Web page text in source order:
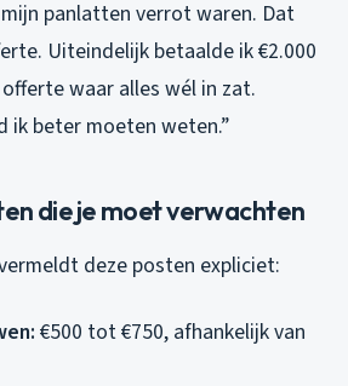
panlatten verrot waren. Dat
Uiteindelijk betaalde ik €2.000
offerte waar alles wél in zat.
ik beter moeten weten.”
die je moet verwachten
deze posten expliciet:
€500 tot €750, afhankelijk van